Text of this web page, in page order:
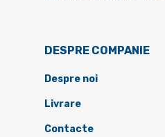
DESPRE COMPANIE
Despre noi
Livrare
Contacte